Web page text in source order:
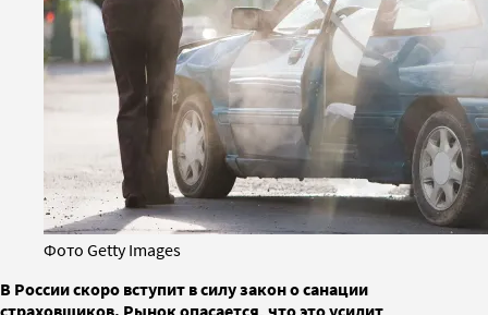
Фото Getty Images
В России скоро вступит в силу закон о санации
страховщиков. Рынок опасается, что это усилит